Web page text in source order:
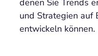
denen Sie Trends
und Strategien auf
entwickeln können.